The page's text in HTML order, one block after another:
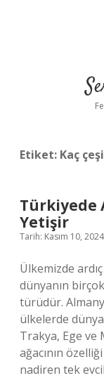
Etiket: Kaç
Türkiyede
Yetişir
Tarih: Kasım 10, 2024
Ülkemizde
dünyanın
türüdür.
ülkelerde
Trakya, Ege ve
ağacının
nadiren tek